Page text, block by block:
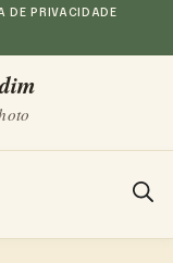
DE PRIVACIDADE